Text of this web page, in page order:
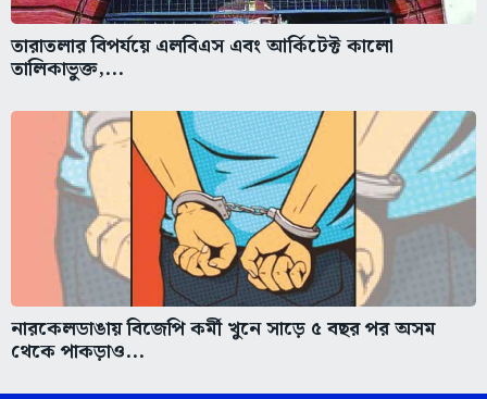
তারাতলার বিপর্যয়ে এলবিএস এবং আর্কিটেক্ট কালো
তালিকাভুক্ত,...
নারকেলডাঙায় বিজেপি কর্মী খুনে সাড়ে ৫ বছর পর অসম
থেকে পাকড়াও...